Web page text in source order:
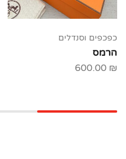
כפכפים וסנדלים
הרמס
600.00 ₪